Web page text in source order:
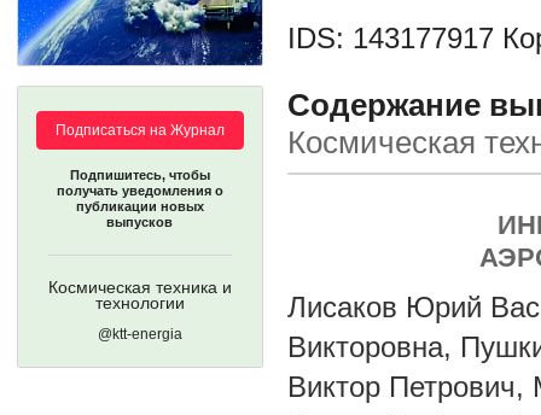
Подписаться на Журнал
Подпишитесь, чтобы
получать уведомления о
публикации новых
выпусков
Космическая техника и
технологии
@ktt-energia
IDS: 143177917
Содержание
Космическая
Лисаков Юрий
Викторовна,
Виктор Петрович,